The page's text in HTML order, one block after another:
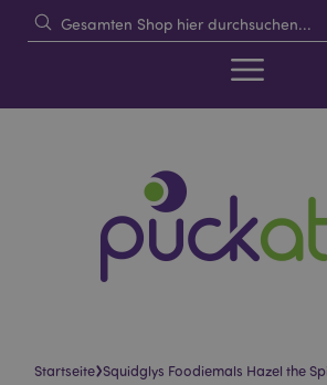
Startseite›Squidglys Foodiemals Hazel the